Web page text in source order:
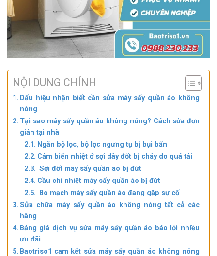
NỘI DUNG CHÍNH
Dấu hiệu nhận biết cần sửa máy sấy quần áo không
nóng
Tại sao máy sấy quần áo không nóng? Cách sửa đơn
giản tại nhà
Ngăn bộ lọc, bộ lọc ngưng tụ bị bụi bẩn
Cảm biến nhiệt ở sợi dây đốt bị cháy do quá tải
Sợi đốt máy sấy quần áo bị đứt
Cầu chì nhiệt máy sấy quần áo bị đứt
Bo mạch máy sấy quần áo đang gặp sự cố
Sửa chữa máy sấy quần áo không nóng tất cả các
hãng
Bảng giá dịch vụ sửa máy sấy quần áo báo lỗi nhiều
ưu đãi
Baotriso1 cam kết sửa máy sấy quần áo không nóng